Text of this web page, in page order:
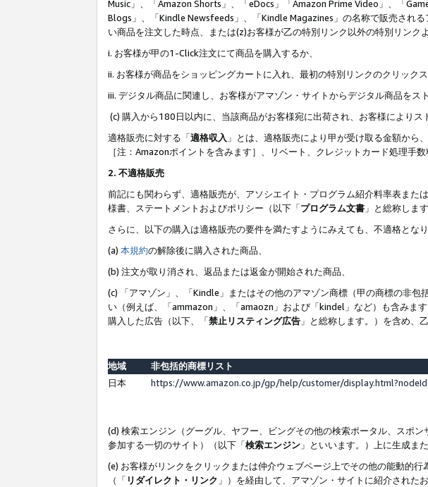
Music」、「Amazon Shorts」、「eDocs」「Amazon Prime Video」、「
Blogs」、「Kindle Newsfeeds」、「Kindle Magazines」の名称で販売され
い商品を注文した時点、または(z)お客様が乙の特別リンク以外の特別リンク
i. お客様が甲の1-Click注文にて商品を購入するか、
ii. お客様が商品をショッピングカートに入れ、最初の特別リンクのクリッ
iii. デジタル商品に関連し、お客様がアマゾン・サイトからデジタル商品をス
(c) 購入から180日以内に、当該商品がお客様宛に出荷され、お客様により
適格販売に対する「適格収入 」とは、適格販売により甲が受け取る金額から
［注：Amazonポイントを含みます］、リベート、クレジットカード処理手
2. 不適格販売
前記にも関わらず、適格販売が、アソシエイト・プログラム紹介料率表ま
様書、ステートメントおよびポリシー（以下「プログラム文書 」と総称しま
さらに、以下の購入は適格販売の要件を満たすようにみえても、不適格とな
(a) 本規約の解除後に購入された商品、
(b) 注文が取り消され、返品または返金が開始された商品、
(c) 「アマゾン」、「Kindle」またはその他のアマゾン商標（甲の商標の非
い（例えば、「ammazon」、「amaozn」および「kindel」など）も含みま
購入した広告（以下、「禁止リスティング広告 」と総称します。）を含め、
地域
非包括的商標リスト
日本
https://www.amazon.co.jp/gp/help/customer/
(d) 検索エンジン（グーグル、ヤフー、ビングその他の検索ポータル、スポ
参加する一切のサイト）（以下「検索エンジン 」といいます。）上に生成ま
(e) お客様がリンクをクリックまたは仲介ウェブページ上でその他の能動的
（「 リダイレクト・リンク 」）を経由して、アマゾン・サイトに紹介された